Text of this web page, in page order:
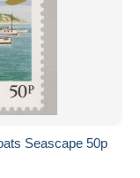
Seascape 50p